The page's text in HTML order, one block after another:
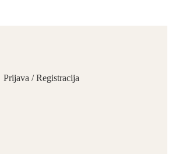
Prijava / Registracija